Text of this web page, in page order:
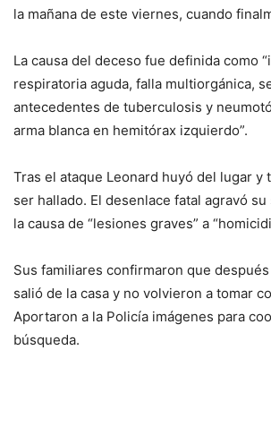
la mañana de este viernes, cuando
La causa del deceso fue definida como
respiratoria aguda, falla multiorgánica,
antecedentes de tuberculosis y
arma blanca en hemitórax izquierdo”.
Tras el ataque Leonard huyó del lugar y
ser hallado. El desenlace fatal agravó
la causa de “lesiones graves” a
Sus familiares confirmaron que
salió de la casa y no volvieron a tomar
Aportaron a la Policía imágenes para
búsqueda.